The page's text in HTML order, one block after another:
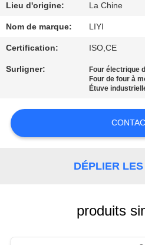
DE
QUALITÉ
CONTACTEZ-
DEMANDEZ
UNE
CITATION
SITE
Lieu d'origine: La Chine
Nom de marque: LIYI
Certification: ISO,CE
Surligner: Four électrique
Four de four à
Étuve
DÉPLIER
produits